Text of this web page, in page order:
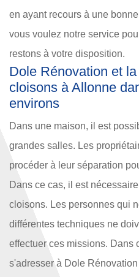
en ayant recours à une
vous voulez notre service
restons à votre disposition.
Dole Rénovation et
cloisons à Allonne
environs
Dans une maison, il est
grandes salles. Les
procéder à leur séparation
Dans ce cas, il est
cloisons. Les personnes qui
différentes techniques ne
effectuer ces missions. Dans
s'adresser à Dole